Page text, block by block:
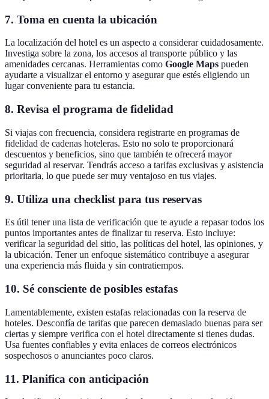
7. Toma en cuenta la ubicación
La localización del hotel es un aspecto a considerar cuidadosamente.
Investiga sobre la zona, los accesos al transporte público y las
amenidades cercanas. Herramientas como Google Maps pueden
ayudarte a visualizar el entorno y asegurar que estés eligiendo un
lugar conveniente para tu estancia.
8. Revisa el programa de fidelidad
Si viajas con frecuencia, considera registrarte en programas de
fidelidad de cadenas hoteleras. Esto no solo te proporcionará
descuentos y beneficios, sino que también te ofrecerá mayor
seguridad al reservar. Tendrás acceso a tarifas exclusivas y asistencia
prioritaria, lo que puede ser muy ventajoso en tus viajes.
9. Utiliza una checklist para tus reservas
Es útil tener una lista de verificación que te ayude a repasar todos los
puntos importantes antes de finalizar tu reserva. Esto incluye:
verificar la seguridad del sitio, las políticas del hotel, las opiniones, y
la ubicación. Tener un enfoque sistemático contribuye a asegurar
una experiencia más fluida y sin contratiempos.
10. Sé consciente de posibles estafas
Lamentablemente, existen estafas relacionadas con la reserva de
hoteles. Desconfía de tarifas que parecen demasiado buenas para ser
ciertas y siempre verifica con el hotel directamente si tienes dudas.
Usa fuentes confiables y evita enlaces de correos electrónicos
sospechosos o anunciantes poco claros.
11. Planifica con anticipación